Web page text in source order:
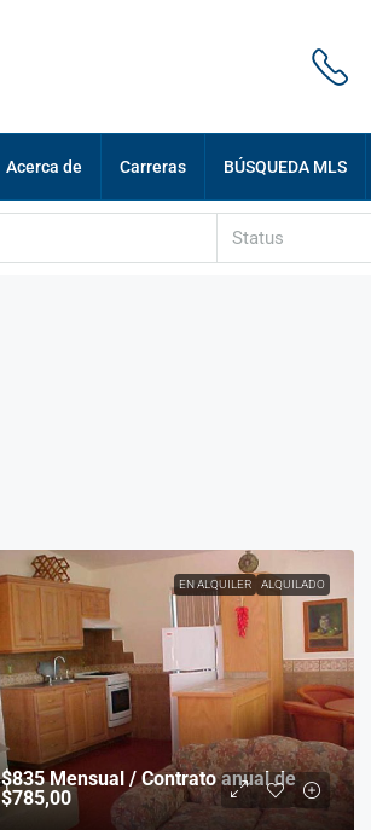
Acerca de Carreras BÚSQUEDA MLS
Status
EN ALQUILER ALQUILADO
$835Mensual / Contrato anual de
$785,00